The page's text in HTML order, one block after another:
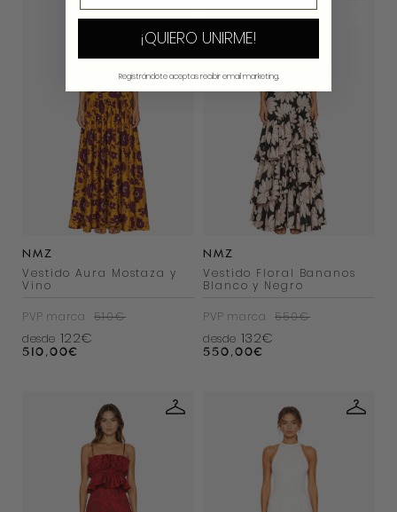
NMZ
Vestido Aura Mostaza y
Vino
PVP marca
510€
desde 122€
510,00€
NMZ
Vestido Floral Bananos
Blanco y Negro
PVP marca
550€
desde 132€
550,00€
¡QUIERO UNIRME!
Registrándote aceptas recibir email marketing.